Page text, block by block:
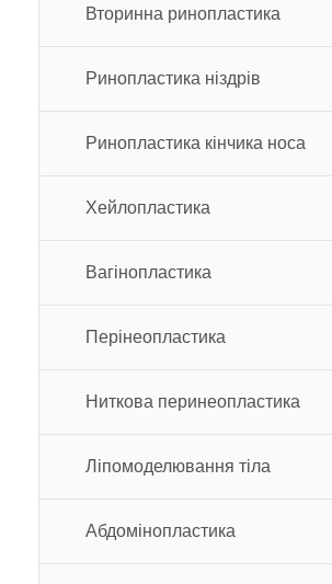
Вторинна ринопластика
Ринопластика ніздрів
Ринопластика кінчика носа
Хейлопластика
Вагінопластика
Перінеопластика
Ниткова перинеопластика
Ліпомоделювання тіла
Абдомінопластика